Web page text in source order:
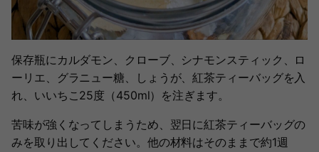
保存瓶にカルダモン、クローブ、シナモンスティック、ロ
ーリエ、グラニュー糖、しょうが、紅茶ティーバッグを入
れ、いいちこ25度（450ml）を注ぎます。
苦味が強くなってしまうため、翌日に紅茶ティーバッグの
みを取り出してください。他の材料はそのままで約1週